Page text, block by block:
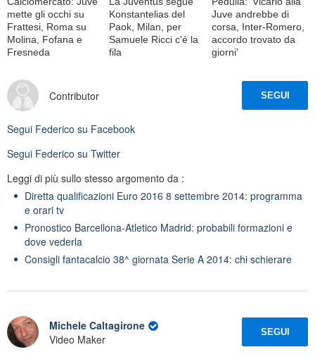
mette gli occhi su
Frattesi, Roma su
Molina, Fofana e
Fresneda
Konstantelias del
Paok, Milan, per
Samuele Ricci c'é la
fila
Juve andrebbe di
corsa, Inter-Romero,
accordo trovato da
giorni'
Contributor SEGUI
Segui Federico su Facebook
Segui Federico su Twitter
Leggi di più sullo stesso argomento da :
Diretta qualificazioni Euro 2016 8 settembre 2014: programma
e orari tv
Pronostico Barcellona-Atletico Madrid: probabili formazioni e
dove vederla
Consigli fantacalcio 38^ giornata Serie A 2014: chi schierare
Michele Caltagirone
Video Maker
SEGUI